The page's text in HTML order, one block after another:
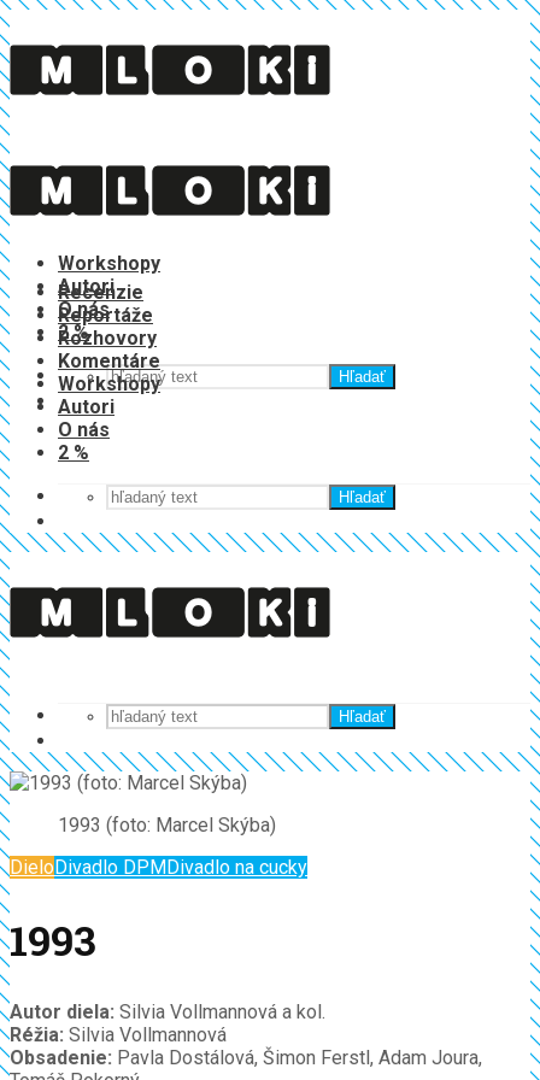
Recenzie
Reportáže
Rozhovory
Workshopy
Autori
O nás
2 %
Hľadať
Recenzie
Reportáže
Rozhovory
Komentáre
Workshopy
Autori
O nás
2 %
Hľadať
Hľadať
1993 (foto: Marcel Skýba)
DieloDivadlo DPMDivadlo na cucky
1993
Autor diela: Silvia Vollmannová a kol.
Réžia: Silvia Vollmannová
Obsadenie: Pavla Dostálová, Šimon Ferstl, Adam Joura,